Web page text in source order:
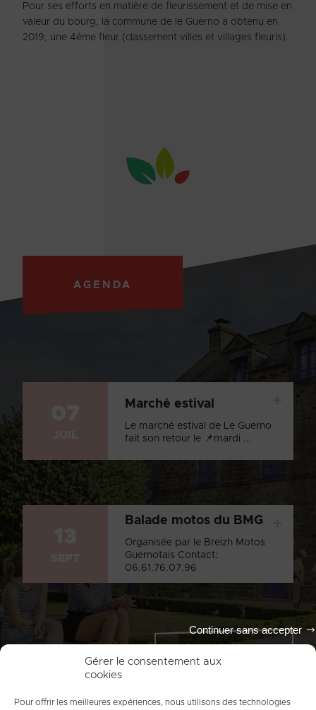
Gérer le consentement aux
cookies
Pour offrir les meilleures expériences, nous utilisons des technologies
Continuer sans accepter
Pour ses efforts en matière de fleurissement et de mise en
valeur du bourg, la commune de le Guerno a obtenu en
2019, une 4ème fleur (classement villes et villages fleuris).
AGENDA
Marché estival
Le marché estival de Le Guerno
fait son retour le 📌mardi ...
Balade motos du BMG
Organisée par le Breizh Motos
Guernotais Contact:
06.61.76.07.96